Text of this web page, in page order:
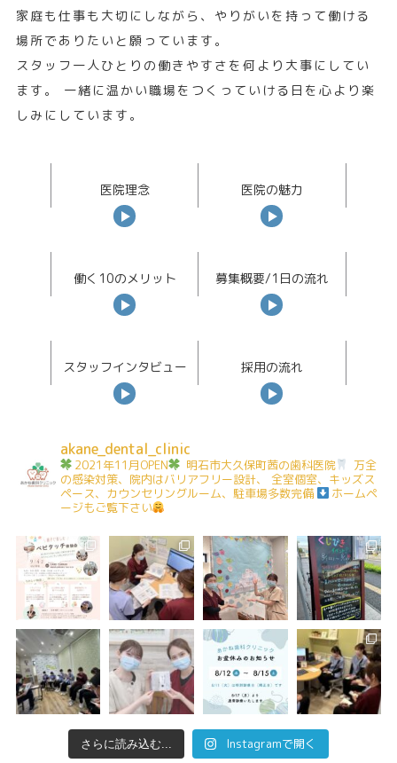
家庭も仕事も大切にしながら、やりがいを持って働ける
場所でありたいと願っています。
スタッフ一人ひとりの働きやすさを何より大事にしてい
ます。 一緒に温かい職場をつくっていける日を心より楽
しみにしています。
医院理念 医院の魅力
働く10のメリット 募集概要/1日の流れ
スタッフインタビュー 採用の流れ
akane_dental_clinic
2021年11月OPEN 明石市大久保町茜の歯科医院
万全
の感染対策、院内はバリアフリー設計、
全室個室、キッズス
ペース、カウンセリングルーム、駐車場多数完備
ホームペ
ージもご覧下さい
さらに読み込む... Instagramで開く